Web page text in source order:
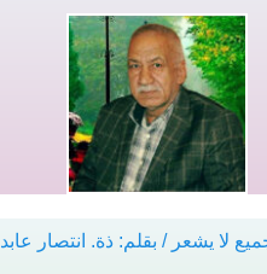
لا يشعر / بقلم: ذة. انتصار عابد